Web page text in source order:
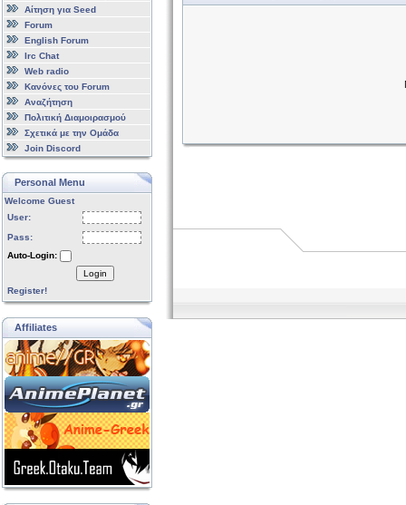
Αίτηση για Seed
Forum
English Forum
Irc Chat
Web radio
Κανόνες του Forum
Αναζήτηση
Πολιτική Διαμοιρασμού
Σχετικά με την Ομάδα
Join Discord
Personal Menu
Welcome Guest
User:
Pass:
Auto-Login:
Login
Register!
Affiliates